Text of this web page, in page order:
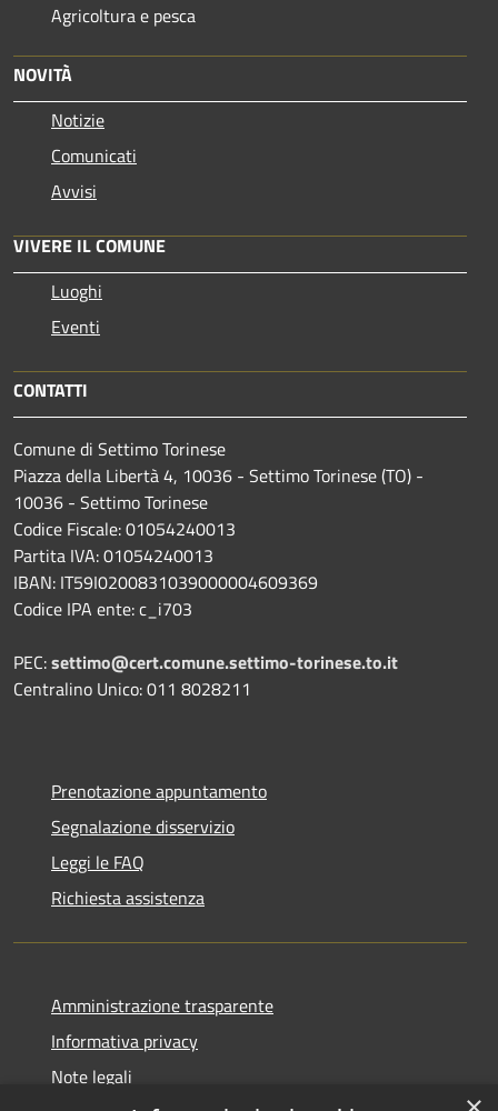
Agricoltura e pesca
NOVITÀ
Notizie
Comunicati
Avvisi
VIVERE IL COMUNE
Luoghi
Eventi
CONTATTI
Comune di Settimo Torinese
Piazza della Libertà 4, 10036 - Settimo Torinese (TO) -
10036 - Settimo Torinese
Codice Fiscale: 01054240013
Partita IVA: 01054240013
IBAN: IT59I0200831039000004609369
Codice IPA ente: c_i703
PEC:settimo@cert.comune.settimo-torinese.to.it
Centralino Unico: 011 8028211
Prenotazione appuntamento
Segnalazione disservizio
Leggi le FAQ
Richiesta assistenza
Amministrazione trasparente
Informativa privacy
Note legali